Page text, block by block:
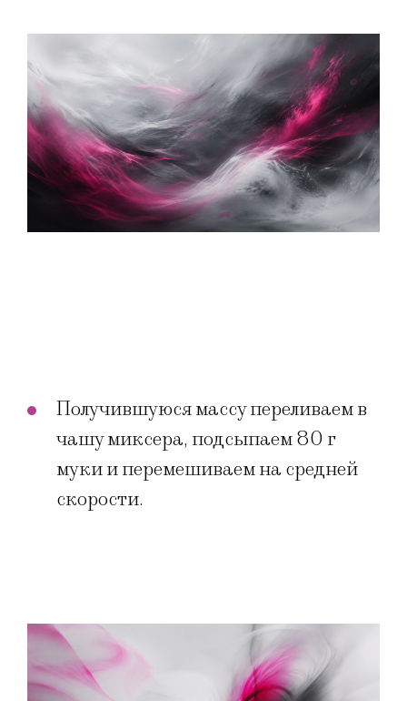
Получившуюся массу переливаем в
чашу миксера, подсыпаем 80 г
муки и перемешиваем на средней
скорости.